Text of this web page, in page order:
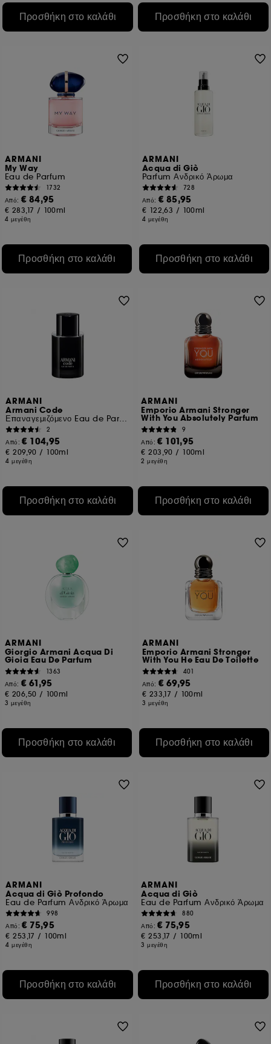
Προσθήκη στο καλάθι Προσθήκη στο καλάθι
ARMANI
My Way
Eau de Parfum
1732
Από: € 84,95
€ 283,17 / 100ml
4 μεγέθη
Προσθήκη στο καλάθι
ARMANI
Acqua di Giò
Parfum Ανδρικό Άρωμα
728
Από: € 85,95
€ 122,63 / 100ml
4 μεγέθη
Προσθήκη στο καλάθι
ARMANI
Armani Code
Επαναγεμιζόμενο Eau de Parfum
2
Από:€ 104,95
€ 209,90 / 100ml
4 μεγέθη
Προσθήκη στο καλάθι
ARMANI
Emporio Armani Stronger
With You Absolutely Parfum
9
Από:€ 101,95
€ 203,90 / 100ml
2 μεγέθη
Προσθήκη στο καλάθι
ARMANI
Giorgio Armani Acqua Di
Gioia Eau De Parfum
1363
Από: € 61,95
€ 206,50 / 100ml
3 μεγέθη
Προσθήκη στο καλάθι
ARMANI
Emporio Armani Stronger
With You He Eau De Toilette
401
Από: € 69,95
€ 233,17 / 100ml
3 μεγέθη
Προσθήκη στο καλάθι
ARMANI
Acqua di Giò Profondo
Eau de Parfum Ανδρικό Άρωμα
998
Από:€ 75,95
€ 253,17 / 100ml
4 μεγέθη
Προσθήκη στο καλάθι
ARMANI
Acqua di Giò
Eau de Parfum Ανδρικό Άρωμα
880
Από:€ 75,95
€ 253,17 / 100ml
3 μεγέθη
Προσθήκη στο καλάθι